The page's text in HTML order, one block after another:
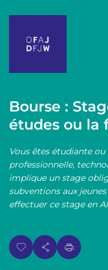
Bourse :
études ou la
Vous êtes étudiante
professionnelle,
implique un stage
subventions aux
effectuer ce stage en